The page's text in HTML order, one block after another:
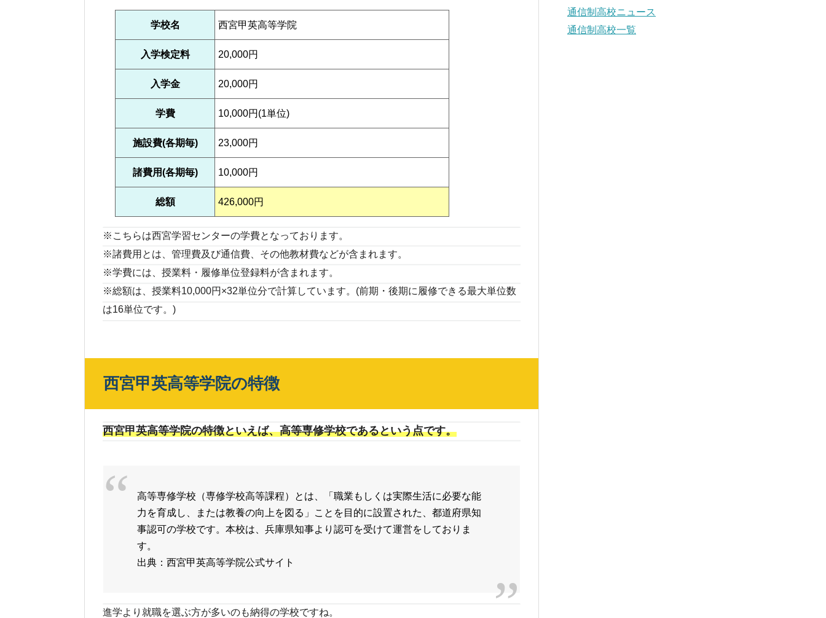
学校名 西宮甲英高等学院
入学検定料 20,000円
入学金 20,000円
学費 10,000円(1単位)
施設費(各期毎) 23,000円
諸費用(各期毎) 10,000円
総額 426,000円
※こちらは西宮学習センターの学費となっております。
※諸費用とは、管理費及び通信費、その他教材費などが含まれます。
※学費には、授業料・履修単位登録料が含まれます。
※総額は、授業料10,000円×32単位分で計算しています。(前期・後期に履修できる最大単位数
は16単位です。)
西宮甲英高等学院の特徴
西宮甲英高等学院の特徴といえば、高等専修学校であるという点です。
高等専修学校（専修学校高等課程）とは、
「職業もしくは実際生活に必要な能
力を育成し、または教養の向上を図る」
ことを目的に設置された、都道府県知
事認可の学校です。本校は、兵庫県知事より認可を受けて運営をしておりま
す。
出典：西宮甲英高等学院公式サイト
進学より就職を選ぶ方が多いのも納得の学校ですね。
通信制高校ニュース
通信制高校一覧